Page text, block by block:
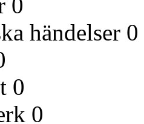
händelser 0
0
0